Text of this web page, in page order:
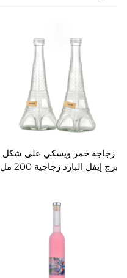
زجاجة خمر ويسكي على شكل
برج إيفل البارد زجاجية 200 مل